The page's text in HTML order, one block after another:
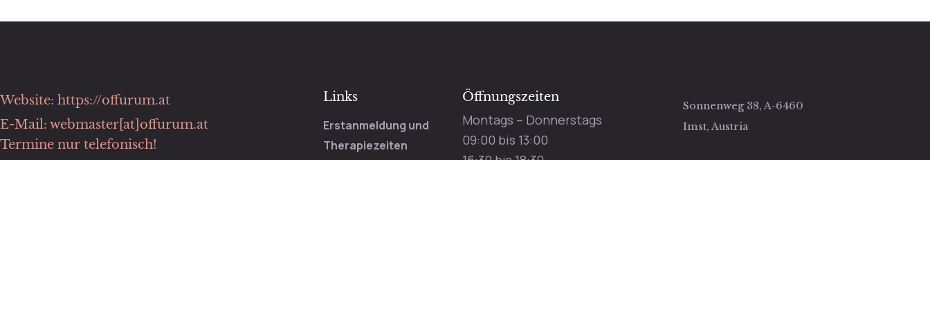
Website: https://offurum.at
E-Mail: webmaster[at]offurum.at
Termine nur telefonisch!
Links
Erstanmeldung und
Therapiezeiten
Öffnungszeiten
Montags – Donnerstags
09:00 bis 13:00
16:30 bis 18:30
Sonnenweg 38, A-6460
Imst, Austria